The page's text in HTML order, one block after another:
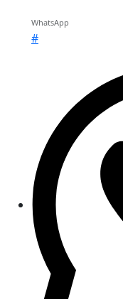
WhatsApp
#